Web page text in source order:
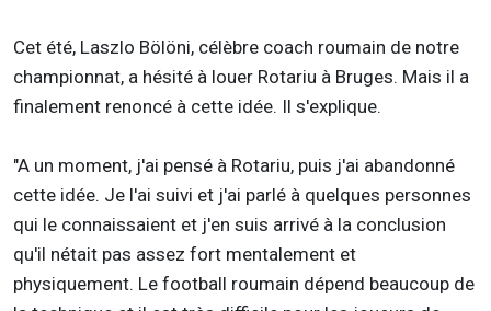
Cet été, Laszlo Bölöni, célèbre coach roumain de notre
championnat, a hésité à louer Rotariu à Bruges. Mais il a
finalement renoncé à cette idée. Il s'explique.
"A un moment, j'ai pensé à Rotariu, puis j'ai abandonné
cette idée. Je l'ai suivi et j'ai parlé à quelques personnes
qui le connaissaient et j'en suis arrivé à la conclusion
qu'il nétait pas assez fort mentalement et
physiquement. Le football roumain dépend beaucoup de